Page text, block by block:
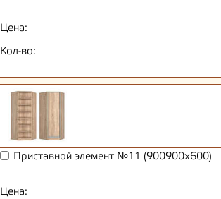
Цена:
Кол-во:
Приставной элемент №11 (900900х600)
Цена: